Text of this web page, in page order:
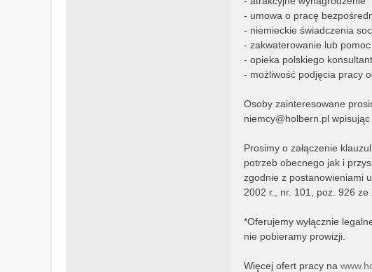
- umowa o pracę
- niemieckie świadczenia
- zakwaterowanie lub
- opieka polskiego
- możliwość podjęcia pracy
Osoby zainteresowane
niemcy@holbern.pl
Prosimy o załączenie
potrzeb obecnego jak i
zgodnie z postanowieniami
2002 r., nr. 101, poz. 926 ze
*Oferujemy wyłącznie
nie pobieramy prowizji.
Więcej ofert pracy na